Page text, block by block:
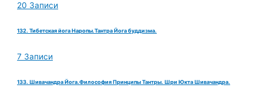
20 Записи
132. Тибетская йога Наропы.Тантра Йога буддизма.
7 Записи
133. Шивачандра Йога.Философия Принципы Тантры. Шри Юкта Шивачандра.